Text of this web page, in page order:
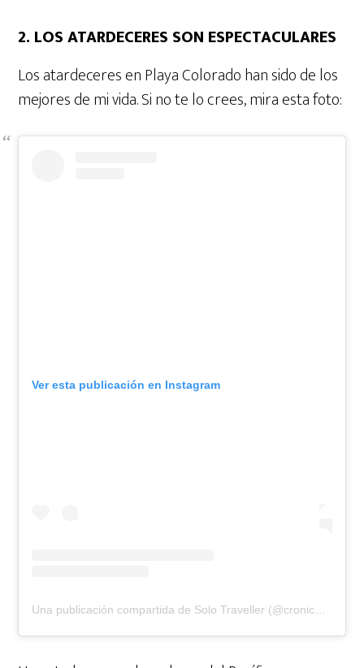
2. LOS ATARDECERES SON ESPECTACULARES
Los atardeceres en Playa Colorado han sido de los
mejores de mi vida. Si no te lo crees, mira esta foto:
Ver esta publicación en Instagram